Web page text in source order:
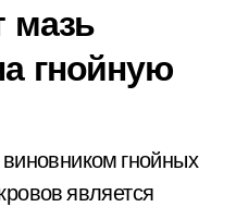
мазь
гнойную
гнойных
является